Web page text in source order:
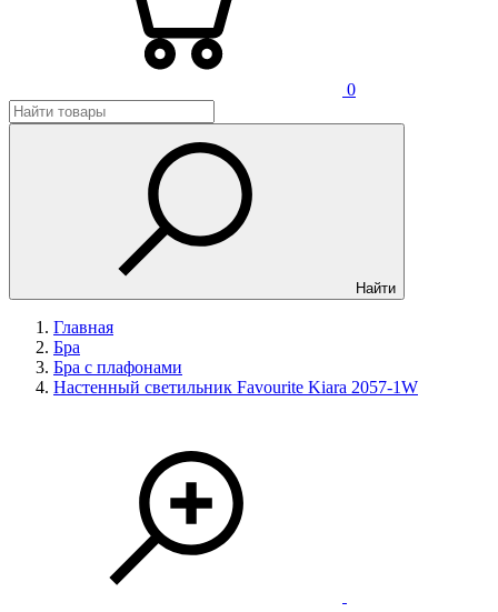
0
Найти
Главная
Бра
Бра с плафонами
Настенный светильник Favourite Kiara 2057-1W